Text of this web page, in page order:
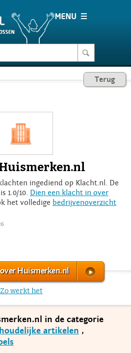
Terug
ingediend op Klacht.nl. De
1.0/10. Dien een klacht in over
het volledige bedrijvenoverzicht
Huismerken.nl
Zo werkt het
in de categorie
artikelen ,